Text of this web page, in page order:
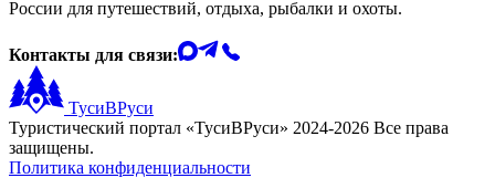
России для путешествий, отдыха, рыбалки и охоты.
Контакты для связи:
ТусиВРуси
Туристический портал «ТусиВРуси» 2024-2026 Все права
защищены.
Политика конфиденциальности